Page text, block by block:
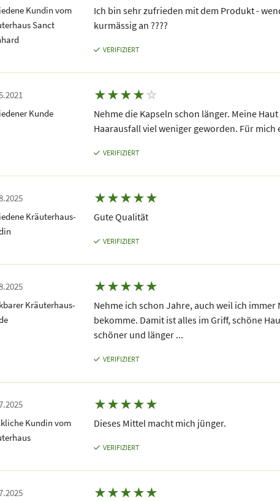
Kundin vom
Sanct
Ich bin sehr zufrieden mit dem Produkt -
kurmässig an ????
VERIFIZIERT
Kunde
★★★★ ☆
Nehme die Kapseln schon länger. Meine
Haarausfall viel weniger geworden. Für mich
VERIFIZIERT
Kräuterhaus-
★★★★★
Gute Qualität
VERIFIZIERT
Kräuterhaus-
★★★★★
Nehme ich schon Jahre, auch weil ich
bekomme. Damit ist alles im Griff, schöne
schöner und länger ...
VERIFIZIERT
Kundin vom
★★★★★
Dieses Mittel macht mich jünger.
VERIFIZIERT
★★★★★